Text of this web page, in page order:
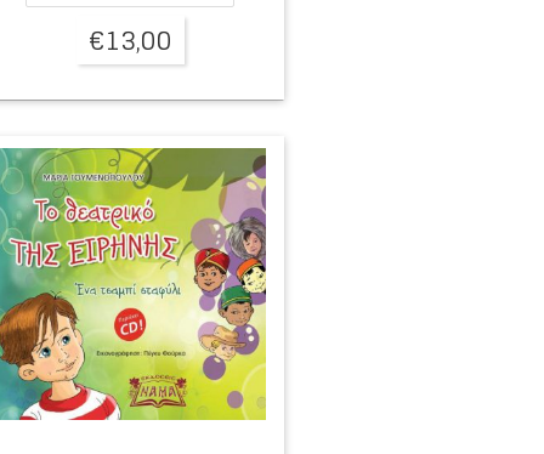
€13,00